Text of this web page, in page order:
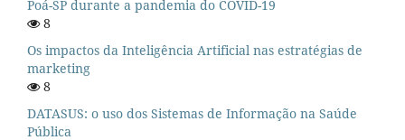
Poá-SP durante a pandemia do COVID-19
8
Os impactos da Inteligência Artificial nas estratégias de
marketing
8
DATASUS: o uso dos Sistemas de Informação na Saúde
Pública